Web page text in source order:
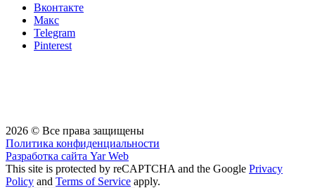
Вконтакте
Макс
Telegram
Pinterest
2026 © Все права защищены
Политика конфиденциальности
Разработка сайта Yar Web
This site is protected by reCAPTCHA and the Google Privacy
Policy and Terms of Service apply.